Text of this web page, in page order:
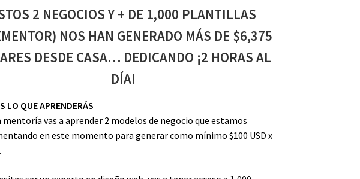
2 NEGOCIOS Y + DE 1,000 PLANTILLAS
NOS HAN GENERADO MÁS DE $6,375
DESDE CASA… DEDICANDO ¡2 HORAS AL
DÍA!
LO QUE APRENDERÁS
mentoría vas a aprender 2 modelos de negocio que estamos
en este momento para generar como mínimo $100 USD x